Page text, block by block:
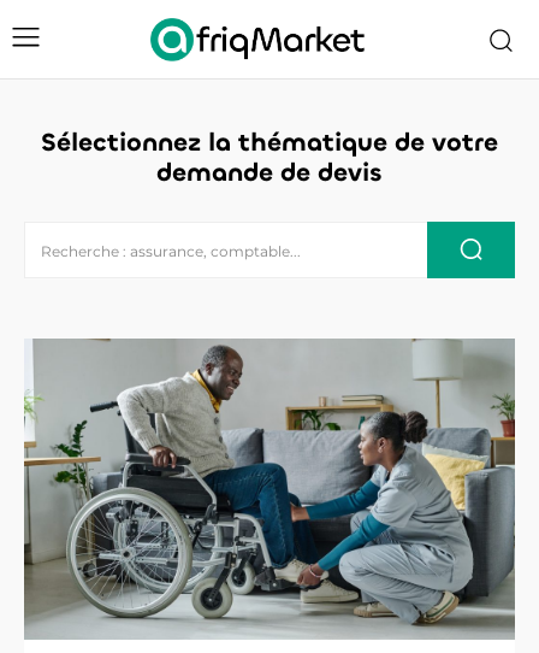
Sélectionnez la thématique de votre
demande de devis
Recherche : assurance, comptable...